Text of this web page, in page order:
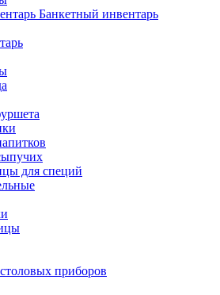
Банкетный инвентарь
для специй
приборов